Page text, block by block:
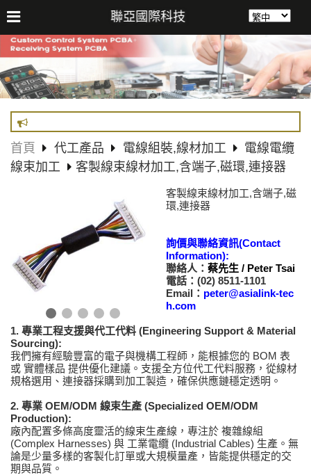
聯亞國際科技
首頁 代工產品 電線組裝,線材加工
電線電纜
線束加工
客製線束線材加工,含端子,磁環,連接器
客製線束線材加工,含端子,磁
環,連接器
詢價與聯絡資訊(Contact
Information):
聯絡人： 蔡先生 / Peter Tsai
電話：(02) 8511-1101
Email： peter@asialink-tec
h.com
1. 專業工程支援與代工代料 (Engineering Support & Material
Sourcing):
我們擁有經驗豐富的電子與機構工程師，能根據您的 BOM 表
或 實體樣品 提供優化建議。支援全方位代工代料服務，從線材
規格選用、連接器採購到加工製造，確保供應鏈穩定透明。
2. 專業 OEM/ODM 線束生產 (Specialized OEM/ODM
Production):
廠內配置多條高度靈活的線束生產線，專注於 複雜線組
(Complex Harnesses) 與 工業電纜 (Industrial Cables) 生產。無
論是少量多樣的客製化訂單或大規模量產，皆能提供穩定的交
期與品質。